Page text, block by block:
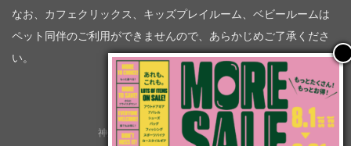
なお、カフェクリックス、キッズプレイルーム、ベビールームは
ペット同伴のご利用ができませんので、あらかじめご了承くださ
い。
神奈川トヨタ自動車（企業情報）